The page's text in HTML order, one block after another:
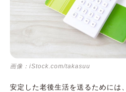
画像：iStock.com/takasuu
安定した老後生活を送るためには